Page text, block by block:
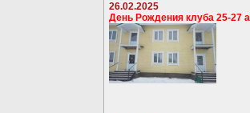
26.02.2025
День Рождения клуба 25-27